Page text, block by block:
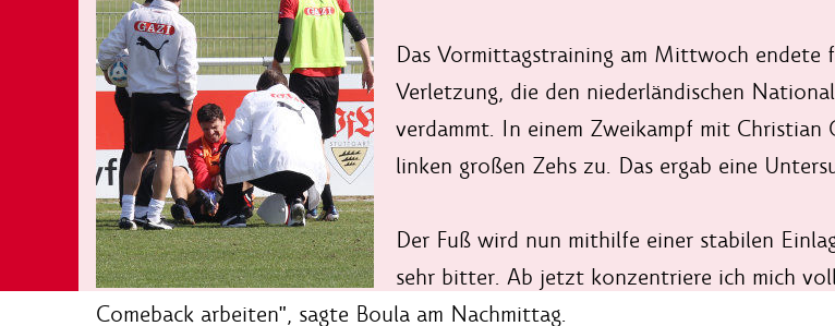
Das Vormittagstraining am Mittwoch endete
Verletzung, die den niederländischen
verdammt. In einem Zweikampf mit Christian
linken großen Zehs zu. Das ergab eine
Der Fuß wird nun mithilfe einer stabilen
sehr bitter. Ab jetzt konzentriere ich mich
Comeback arbeiten", sagte Boula am Nachmittag.